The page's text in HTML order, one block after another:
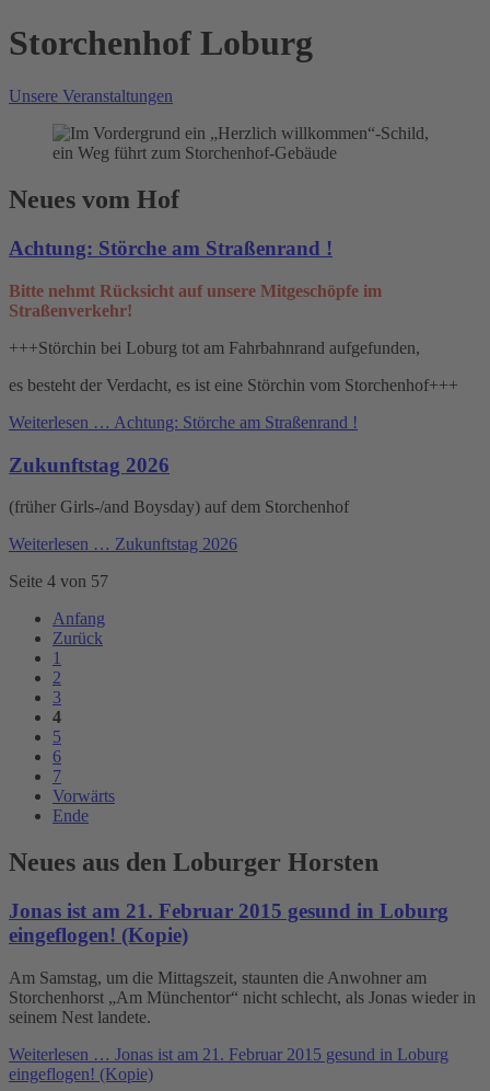
Storchenhof Loburg
Unsere Veranstaltungen
Neues vom Hof
Achtung: Störche am Straßenrand !
Bitte nehmt Rücksicht auf unsere Mitgeschöpfe im
Straßenverkehr!
+++Störchin bei Loburg tot am Fahrbahnrand aufgefunden,
es besteht der Verdacht, es ist eine Störchin vom Storchenhof+++
Weiterlesen … Achtung: Störche am Straßenrand !
Zukunftstag 2026
(früher Girls-/and Boysday) auf dem Storchenhof
Weiterlesen … Zukunftstag 2026
Seite 4 von 57
Anfang
Zurück
1
2
3
4
5
6
7
Vorwärts
Ende
Neues aus den Loburger Horsten
Jonas ist am 21. Februar 2015 gesund in Loburg
eingeflogen! (Kopie)
Am Samstag, um die Mittagszeit, staunten die Anwohner am
Storchenhorst „Am Münchentor“ nicht schlecht, als Jonas wieder in
seinem Nest landete.
Weiterlesen … Jonas ist am 21. Februar 2015 gesund in Loburg
eingeflogen! (Kopie)